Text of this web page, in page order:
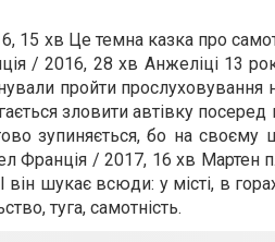
15 хв Це темна казка про
/ 2016, 28 хв Анжеліці 13
пройти
зловити автівку посеред
зупиняється, бо на
Франція / 2017, 16 хв Мартен
він шукає всюди: у місті, в
туга, самотність.